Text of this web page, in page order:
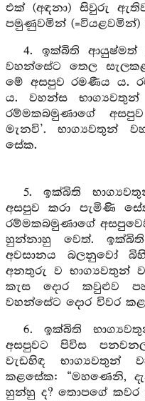
එක් (අඳනා) සිවුරු
පමුණුවමින් (=වියළවමින්)
4. ඉක්බිති ආයුෂ්මත්
වහන්සේට තෙල
මේ අසපුව රමණීය ය.
ය. වහන්ස භාග්‍යවතුන්
රම්මකබමුණාගේ
මැනවි’. භාග්‍යවතුන්
සේක.
5. ඉක්බිති
අසපුව කරා පැමිණි
රම්මකබමුණාගේ
හුන්නාහු වෙත්.
අවසානය බලනුවෝ
අනතුරු ව භාග්‍යවතුන්
කැස දොර කවුළුව
වහන්සේට දොර විවර
6. ඉක්බිති
අසපුවට පිවිස
වැඩහිඳ භාග්‍යවතුන්
කළසේක: “මහණෙනි,
හුන්හු ද? තොපගේ කවර